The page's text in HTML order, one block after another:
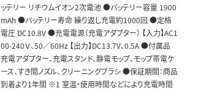
ッテリー リチウムイオン2次電池 ●バッテリー容量 1900
mAh ●バッテリー寿命 繰り返し充電約1000回 ●定格
電圧 DC10.8V ●充電電源（充電アダプター） 【入力】AC1
00-240Ｖ、50／60Hz 【出力】DC13.7V、0.5A ●付属品
充電アダプター、充電スタンド、静電モップ、モップ帯電ケ
ース、すき間ノズル、クリーニングブラシ ●保証期間：商品
到着より1年間 ※1 室温・使用時間などにより充電時間